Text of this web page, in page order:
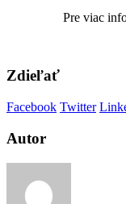
Pre viac
Zdieľať
Facebook Twitter
Autor